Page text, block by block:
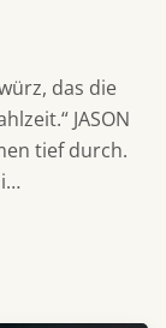
das die
JASON
tief durch.
i…